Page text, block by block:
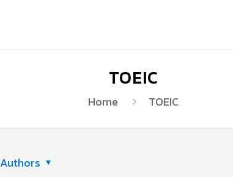
TOEIC
Home TOEIC
Authors